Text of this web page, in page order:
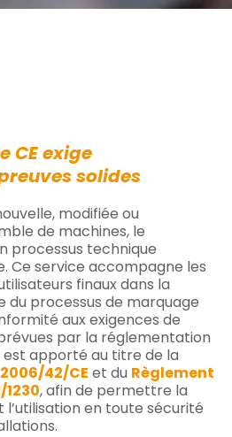
CE exige
solides
modifiée ou
de machines, le
processus technique
Ce service accompagne les
finaux dans la
du processus de marquage
aux exigences de
par la réglementation
est apporté au titre de la
42/CE et du Règlement
, afin de permettre la
en toute sécurité